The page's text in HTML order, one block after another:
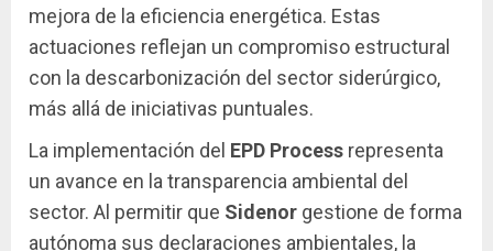
mejora de la eficiencia energética. Estas
actuaciones reflejan un compromiso estructural
con la descarbonización del sector siderúrgico,
más allá de iniciativas puntuales.
La implementación del EPD Process representa
un avance en la transparencia ambiental del
sector. Al permitir que Sidenor gestione de forma
autónoma sus declaraciones ambientales, la